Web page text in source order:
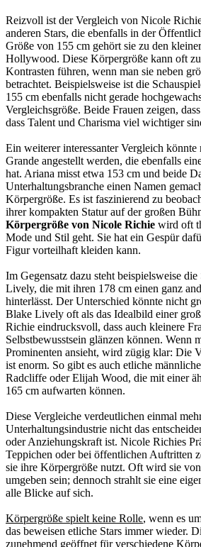
Reizvoll ist der Vergleich von Nicole
anderen Stars, die ebenfalls in der
Größe von 155 cm gehört sie zu den
Hollywood. Diese Körpergröße kann oft zu
Kontrasten führen, wenn man sie neben
betrachtet. Beispielsweise ist die
155 cm ebenfalls nicht gerade
Vergleichsgröße. Beide Frauen zeigen,
dass Talent und Charisma viel wichtiger
Ein weiterer interessanter Vergleich
Grande angestellt werden, die ebenfalls
hat. Ariana misst etwa 153 cm und beide
Unterhaltungsbranche einen Namen
Körpergröße. Es ist faszinierend zu
ihrer kompakten Statur auf der großen
Körpergröße von Nicole Richie wird oft
Mode und Stil geht. Sie hat ein Gespür
Figur vorteilhaft kleiden kann.
Im Gegensatz dazu steht beispielsweise
Lively, die mit ihren 178 cm einen ganz
hinterlässt. Der Unterschied könnte nicht
Blake Lively oft als das Idealbild einer
Richie eindrucksvoll, dass auch kleinere
Selbstbewusstsein glänzen können. Wenn
Prominenten ansieht, wird zügig klar: Die
ist enorm. So gibt es auch etliche
Radcliffe oder Elijah Wood, die mit einer
165 cm aufwarten können.
Diese Vergleiche verdeutlichen einmal
Unterhaltungsindustrie nicht das
oder Anziehungskraft ist. Nicole Richies
Teppichen oder bei öffentlichen Auftritten
sie ihre Körpergröße nutzt. Oft wird sie
umgeben sein; dennoch strahlt sie eine
alle Blicke auf sich.
Körpergröße spielt keine Rolle, wenn es
das beweisen etliche Stars immer wieder.
zunehmend geöffnet für verschiedene